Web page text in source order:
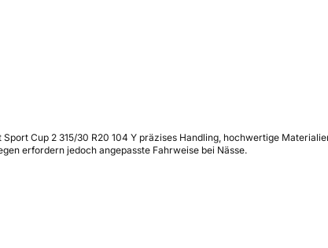
Cup 2 315/30 R20 104 Y präzises Handling, hochwertige
erfordern jedoch angepasste Fahrweise bei Nässe.